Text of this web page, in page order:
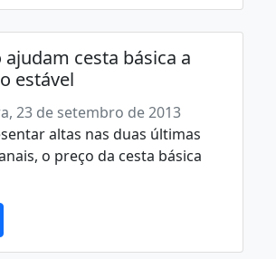
ajudam cesta básica a
estável
23 de setembro de 2013
altas nas duas últimas
o preço da cesta básica